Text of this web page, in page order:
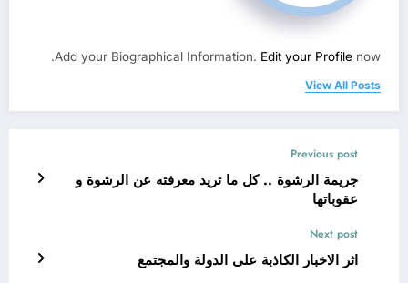
Add your Biographical Information. Edit your Profile now.
View All Posts
Previous post
جريمة الرشوة .. كل ما تريد معرفته عن الرشوة و
عقوباتها
Next post
اثر الاخبار الكاذبة على الدولة والمجتمع